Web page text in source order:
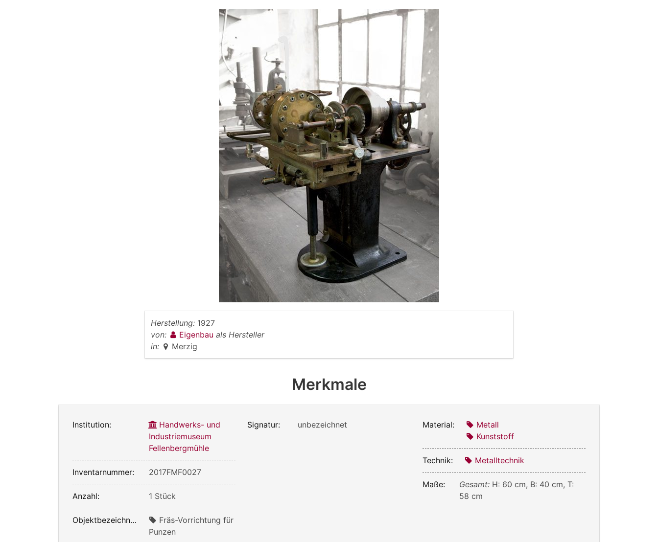
Herstellung: 1927
von:
Eigenbau als Hersteller
in:
Merzig
Merkmale
Institution:
Handwerks- und
Industriemuseum
Fellenbergmühle
Inventarnummer: 2017FMF0027
Anzahl: 1 Stück
Objektbezeichnung:
Fräs-Vorrichtung für
Punzen
Signatur: unbezeichnet Material:
Metall
Kunststoff
Technik: Metalltechnik
Maße: Gesamt: H: 60 cm, B: 40 cm, T:
58 cm